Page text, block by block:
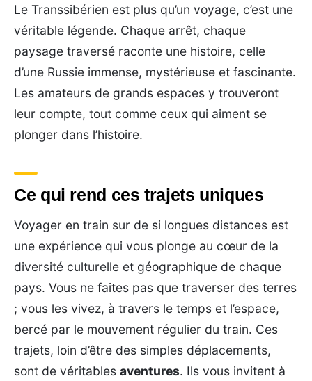
Le Transsibérien est plus qu’un voyage, c’est une
véritable légende. Chaque arrêt, chaque
paysage traversé raconte une histoire, celle
d’une Russie immense, mystérieuse et fascinante.
Les amateurs de grands espaces y trouveront
leur compte, tout comme ceux qui aiment se
plonger dans l’histoire.
Ce qui rend ces trajets uniques
Voyager en train sur de si longues distances est
une expérience qui vous plonge au cœur de la
diversité culturelle et géographique de chaque
pays. Vous ne faites pas que traverser des terres
; vous les vivez, à travers le temps et l’espace,
bercé par le mouvement régulier du train. Ces
trajets, loin d’être des simples déplacements,
sont de véritables aventures. Ils vous invitent à